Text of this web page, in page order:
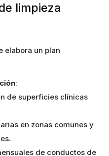
limpieza
elabora un plan
:
de superficies clínicas
en zonas comunes y
de conductos de